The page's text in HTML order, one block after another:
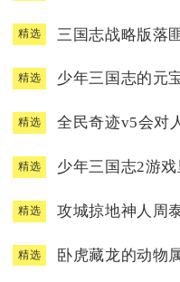
精选 三国志战略版落
精选 少年三国志的元
精选
精选 少年三国志2游
精选 攻城掠地神人周
精选 卧虎藏龙的动物